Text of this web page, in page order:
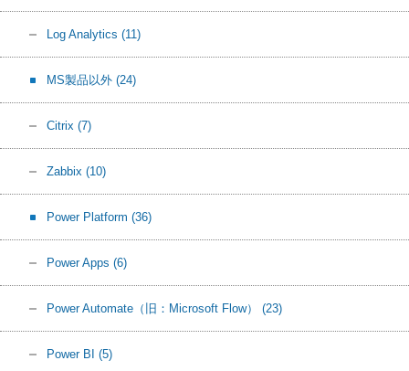
Log Analytics (11)
MS製品以外 (24)
Citrix (7)
Zabbix (10)
Power Platform (36)
Power Apps (6)
Power Automate（旧：Microsoft Flow） (23)
Power BI (5)